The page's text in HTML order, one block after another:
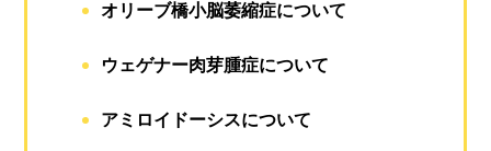
オリーブ橋小脳萎縮症について
ウェゲナー肉芽腫症について
アミロイドーシスについて